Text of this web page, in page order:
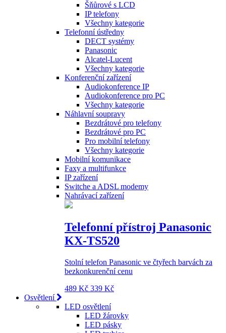
Šňůrové s LCD
IP telefony
Všechny kategorie
Telefonní ústředny
DECT systémy
Panasonic
Alcatel-Lucent
Všechny kategorie
Konferenční zařízení
Audiokonference IP
Audiokonference pro PC
Všechny kategorie
Náhlavní soupravy
Bezdrátové pro telefony
Bezdrátové pro PC
Pro mobilní telefony
Všechny kategorie
Mobilní komunikace
Faxy a multifunkce
IP zařízení
Switche a ADSL modemy
Nahrávací zařízení
Telefonní přístroj Panasonic
KX-TS520
Stolní telefon Panasonic ve čtyřech barvách za
bezkonkurenční cenu
489 Kč 339 Kč
Osvětlení
LED osvětlení
LED žárovky
LED pásky